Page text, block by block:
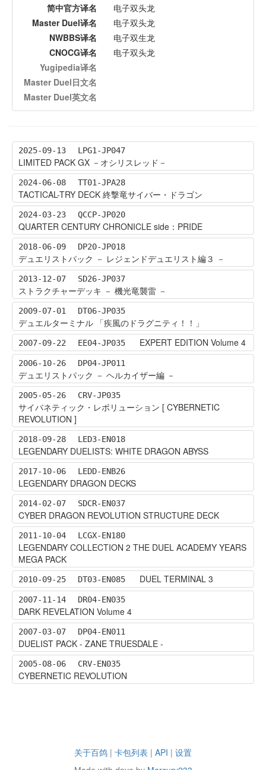
简中官方译名
电子双头龙
Master Duel译名
电子双头龙
NWBBS译名
电子双生龙
CNOCG译名
电子双头龙
Yugipedia译名
Master Duel日文名
Master Duel英文名
2025-09-13 LPG1-JP047
LIMITED PACK GX －オシリスレッド－
2024-06-08 TT01-JPA28
TACTICAL-TRY DECK 終撃竜サイバー・ドラゴン
2024-03-23 QCCP-JP020
QUARTER CENTURY CHRONICLE side：PRIDE
2018-06-09 DP20-JP018
デュエリストパック － レジェンドデュエリスト編３ －
2013-12-07 SD26-JP037
ストラクチャーデッキ － 機光竜襲雷 －
2009-07-01 DT06-JP035
デュエルターミナル 「疾風のドラグニティ！！」
2007-09-22 EE04-JP035 EXPERT EDITION Volume 4
2006-10-26 DP04-JP011
デュエリストパック － ヘルカイザー編 －
2005-05-26 CRV-JP035
サイバネティック・レボリューション [ CYBERNETIC
REVOLUTION ]
2018-09-28 LED3-EN018
LEGENDARY DUELISTS: WHITE DRAGON ABYSS
2017-10-06 LEDD-ENB26
LEGENDARY DRAGON DECKS
2014-02-07 SDCR-EN037
CYBER DRAGON REVOLUTION STRUCTURE DECK
2011-10-04 LCGX-EN180
LEGENDARY COLLECTION 2 THE DUEL ACADEMY YEARS
MEGA PACK
2010-09-25 DT03-EN085 DUEL TERMINAL 3
2007-11-14 DR04-EN035
DARK REVELATION Volume 4
2007-03-07 DP04-EN011
DUELIST PACK - ZANE TRUESDALE -
2005-08-06 CRV-EN035
CYBERNETIC REVOLUTION
关于百鸽 | 卡包列表 | API | 设置